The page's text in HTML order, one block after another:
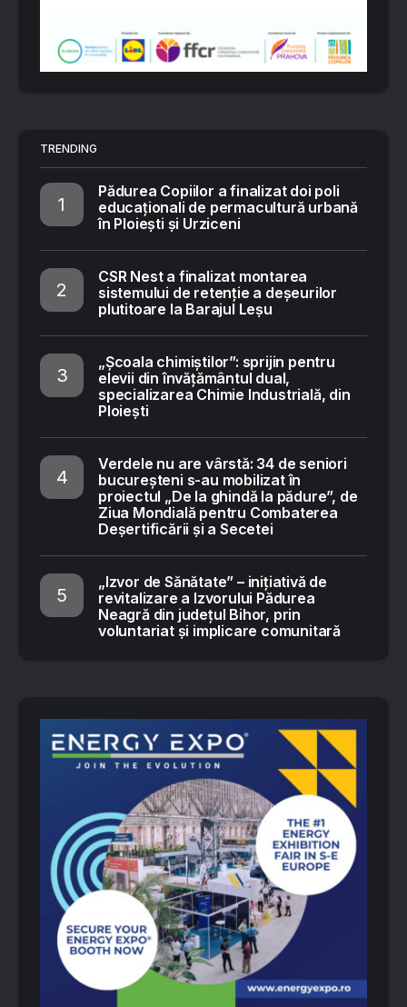
TRENDING
Pădurea Copiilor a finalizat doi poli
educaționali de permacultură urbană
în Ploiești și Urziceni
CSR Nest a finalizat montarea
sistemului de retenție a deșeurilor
plutitoare la Barajul Leșu
„Școala chimiștilor”: sprijin pentru
elevii din învățământul dual,
specializarea Chimie Industrială, din
Ploiești
Verdele nu are vârstă: 34 de seniori
bucureșteni s-au mobilizat în
proiectul „De la ghindă la pădure”, de
Ziua Mondială pentru Combaterea
Deșertificării și a Secetei
„Izvor de Sănătate” – inițiativă de
revitalizare a Izvorului Pădurea
Neagră din județul Bihor, prin
voluntariat și implicare comunitară